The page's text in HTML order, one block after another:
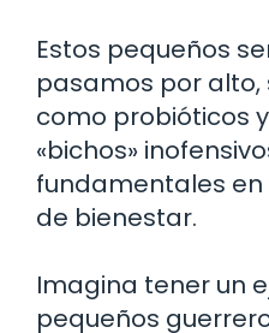
Estos pequeños
pasamos por alto,
como probióticos
«bichos»
fundamentales
de bienestar.
Imagina tener un
pequeños